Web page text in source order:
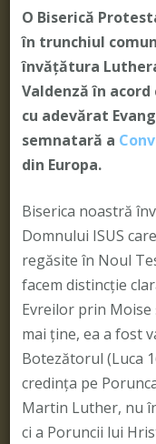
O Biserică
în trunchiul
învățătura
Valdenză în
cu adevărat
semnatară a
din Europa.
Biserica noastră
Domnului ISUS
regăsite în Noul
facem distincție
Evreilor prin Moise
mai ține, ea a fost
Botezătorul (Luca
credința pe
Martin Luther, nu
ci a Poruncii lui